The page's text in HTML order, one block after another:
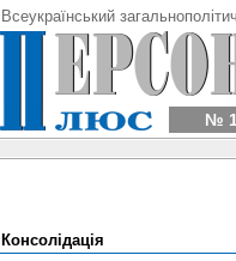
Всеукраїнський
№
Консолідація